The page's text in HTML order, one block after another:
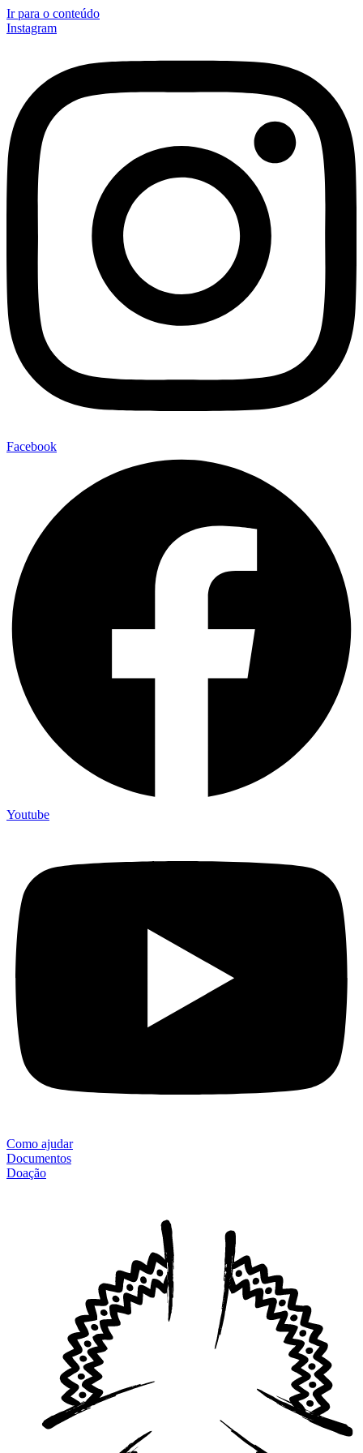
Ir para o conteúdo
Instagram
Facebook
Youtube
Como ajudar
Documentos
Doação